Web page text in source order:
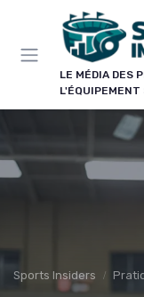
LE MÉDIA DES
L'ÉQUIPEMENT
Sports Insiders
Panneau de gestion